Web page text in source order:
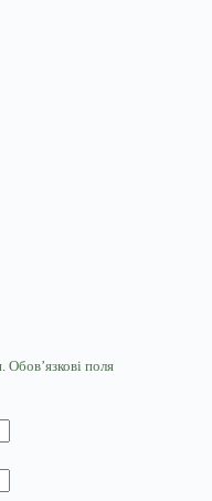
Обов’язкові поля